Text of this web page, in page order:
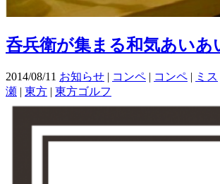
呑兵衛が集まる和気あいあ
2014/08/11 お知らせ | コンペ | コンペ | ミス
瀬 | 東方 | 東方ゴルフ